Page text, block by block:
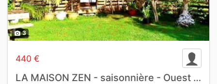
photo_camera3
440 €
LA MAISON ZEN - saisonnière - Ouest de La Réunion